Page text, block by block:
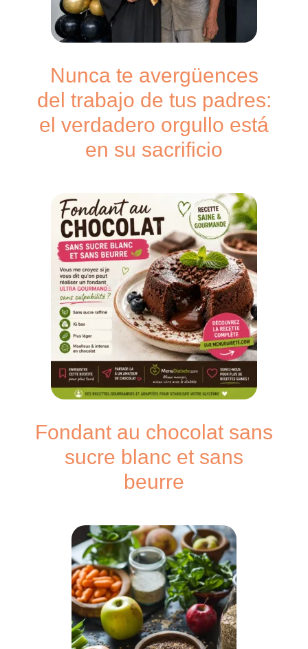
Nunca te avergüences
del trabajo de tus padres:
el verdadero orgullo está
en su sacrificio
Fondant au chocolat sans
sucre blanc et sans
beurre